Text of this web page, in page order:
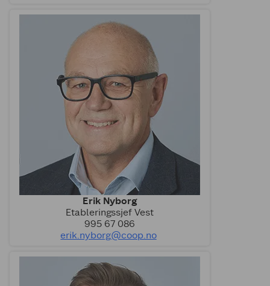
Erik Nyborg
Etableringssjef Vest
995 67 086
erik.nyborg@coop.no